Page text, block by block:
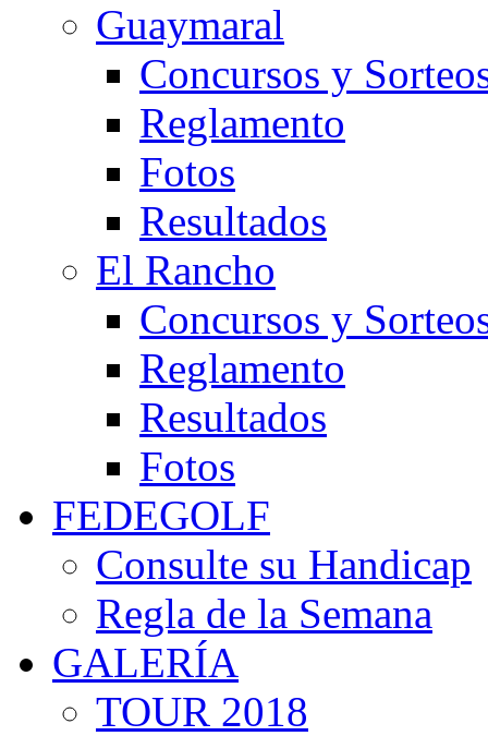
Guaymaral
Concursos y
Reglamento
Fotos
Resultados
El Rancho
Concursos y
Reglamento
Resultados
Fotos
FEDEGOLF
Consulte su Handicap
Regla de la Semana
GALERÍA
TOUR 2018